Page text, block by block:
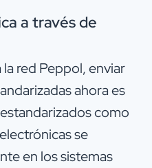
a través de
red Peppol, enviar
ahora es
como
se
en los sistemas